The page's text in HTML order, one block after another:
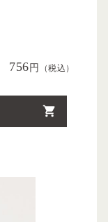
756円 （税込）